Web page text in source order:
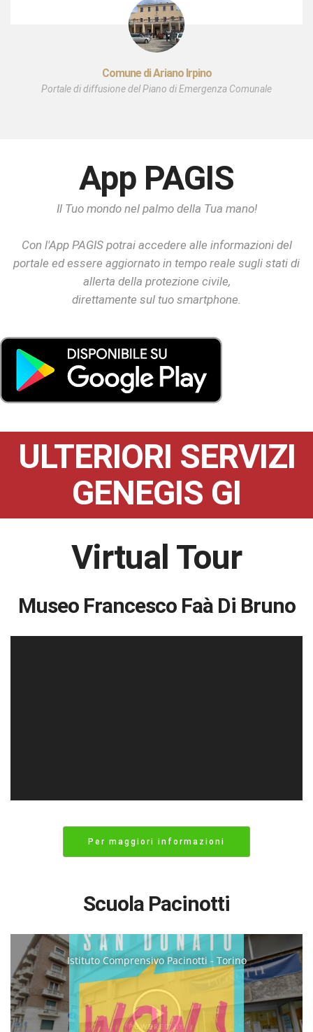
Comune di Ariano Irpino
Portale di diffusione del Piano di Emergenza Comunale
App PAGIS
Il Tuo mondo nel palmo della Tua mano!
Con l'App PAGIS potrai accedere alle informazioni del
portale ed essere aggiornato in tempo reale sugli stati di
allerta della protezione civile,
direttamente sul tuo smartphone.
ULTERIORI SERVIZI
GENEGIS GI
Virtual Tour
Museo Francesco Faà Di Bruno
Per maggiori informazioni
Scuola Pacinotti